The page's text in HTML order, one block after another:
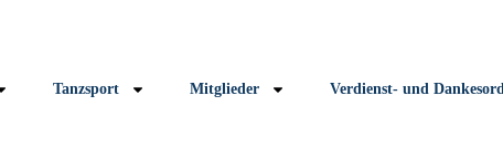
Tanzsport Mitglieder Verdienst- und